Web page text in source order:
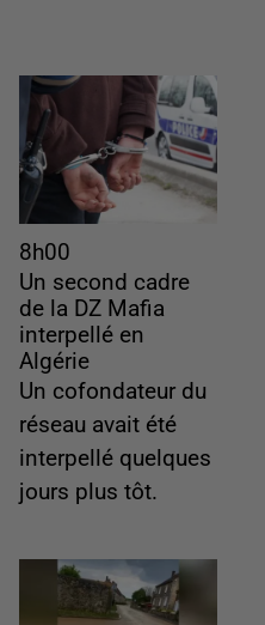
8h00
Un second cadre
de la DZ Mafia
interpellé en
Algérie
Un cofondateur du
réseau avait été
interpellé quelques
jours plus tôt.